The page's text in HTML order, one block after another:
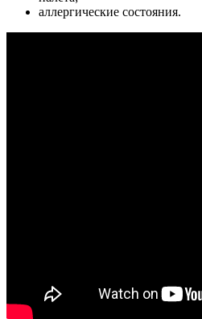
аллергические состояния.